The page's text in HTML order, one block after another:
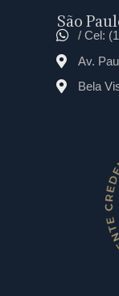
São
/ Cel:
Av.
Bela